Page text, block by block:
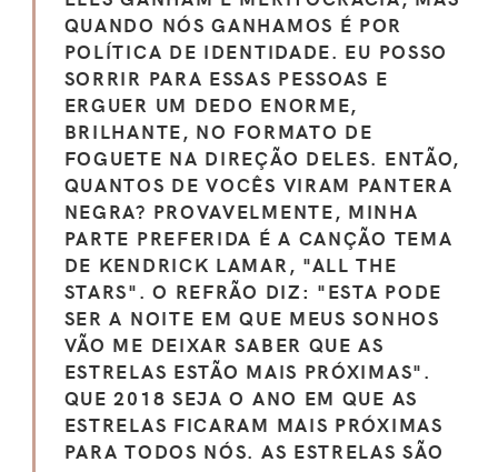
QUANDO NÓS GANHAMOS É POR
POLÍTICA DE IDENTIDADE. EU POSSO
SORRIR PARA ESSAS PESSOAS E
ERGUER UM DEDO ENORME,
BRILHANTE, NO FORMATO DE
FOGUETE NA DIREÇÃO DELES. ENTÃO,
QUANTOS DE VOCÊS VIRAM PANTERA
NEGRA? PROVAVELMENTE, MINHA
PARTE PREFERIDA É A CANÇÃO TEMA
DE KENDRICK LAMAR, "ALL THE
STARS". O REFRÃO DIZ: "ESTA PODE
SER A NOITE EM QUE MEUS SONHOS
VÃO ME DEIXAR SABER QUE AS
ESTRELAS ESTÃO MAIS PRÓXIMAS".
QUE 2018 SEJA O ANO EM QUE AS
ESTRELAS FICARAM MAIS PRÓXIMAS
PARA TODOS NÓS. AS ESTRELAS SÃO